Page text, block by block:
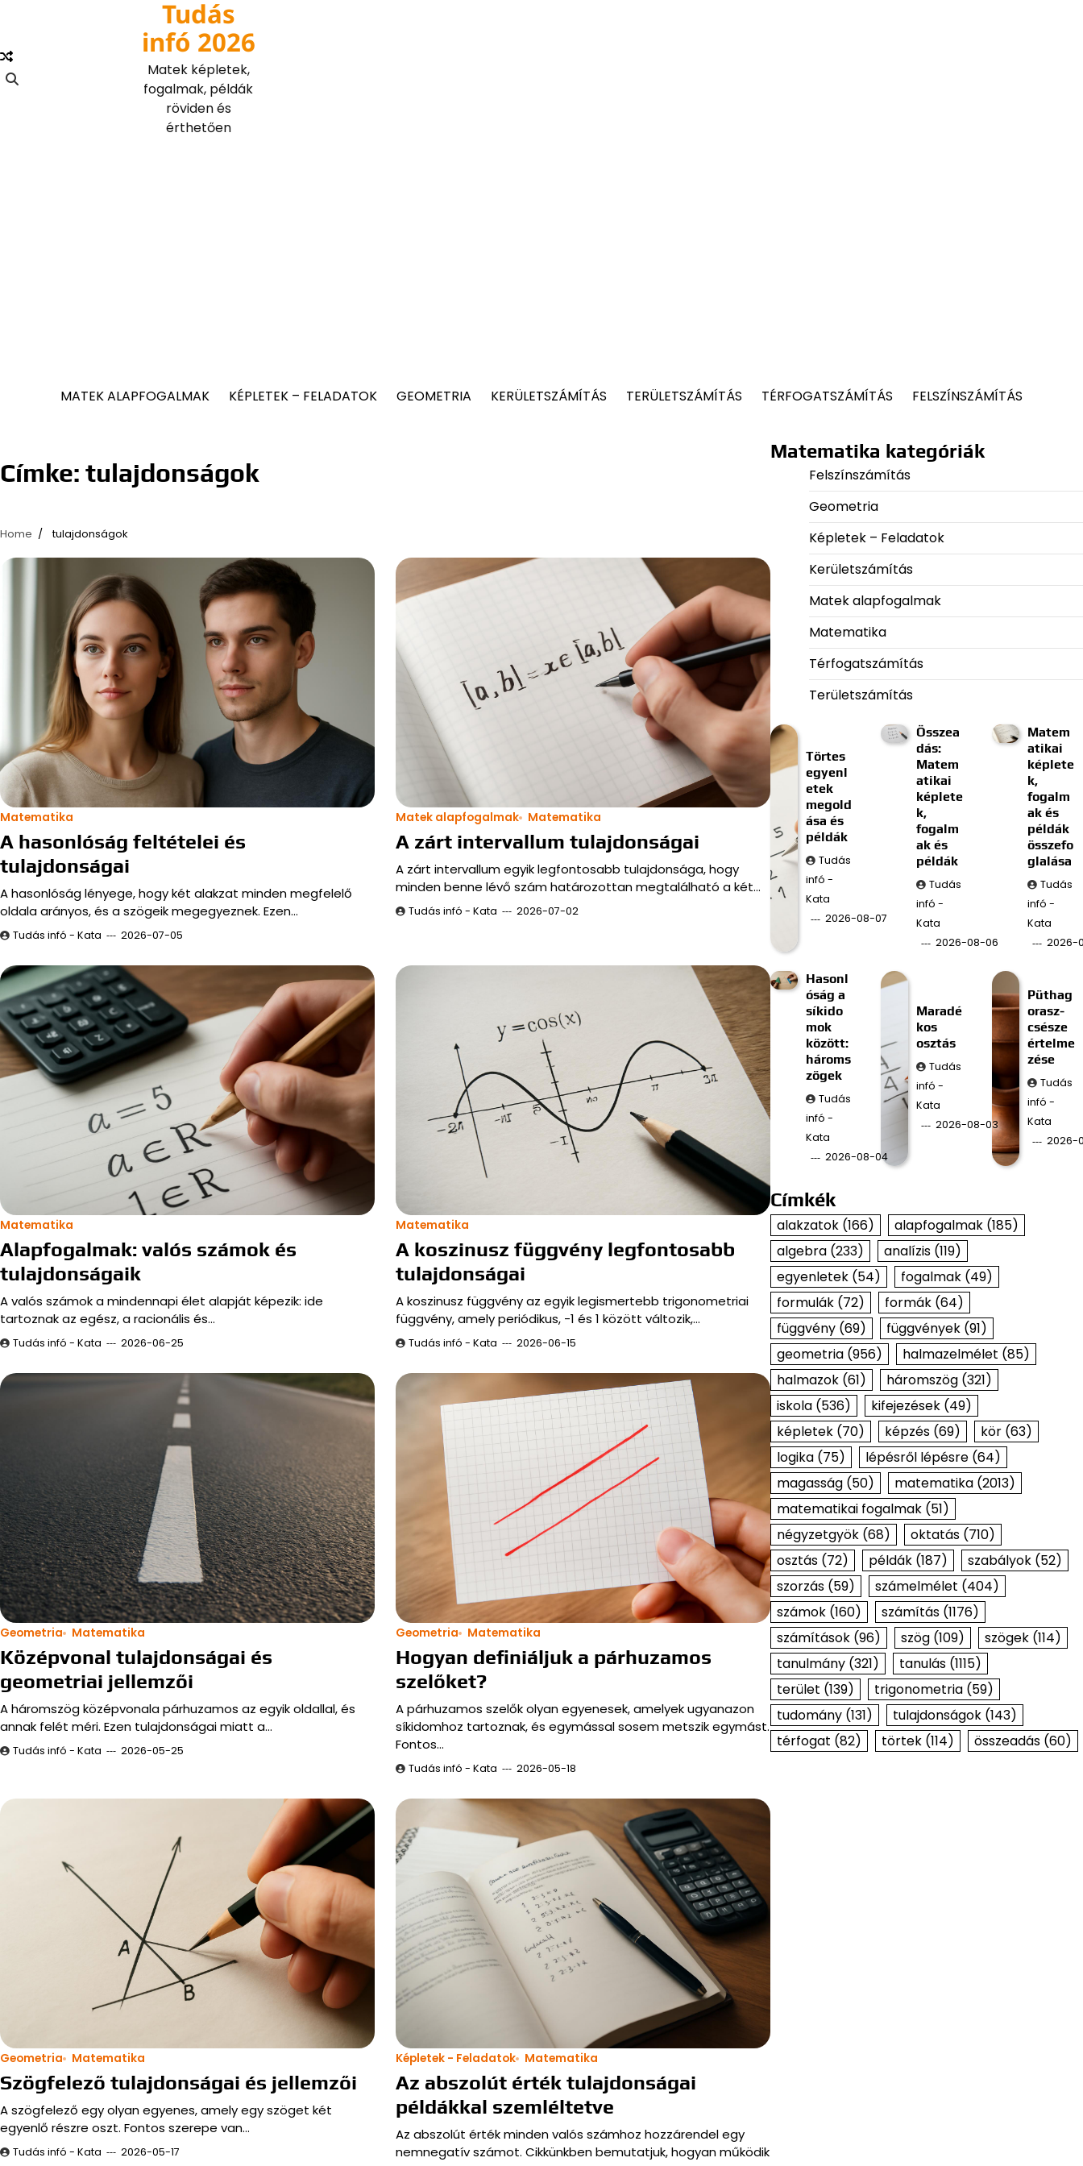
content
Tudás
infó 2026
Matek képletek,
fogalmak, példák
röviden és
érthetően
MATEK ALAPFOGALMAK KÉPLETEK – FELADATOK GEOMETRIA KERÜLETSZÁMÍTÁS TERÜLETSZÁMÍTÁS TÉRFOGATSZÁMÍTÁS FELSZÍNSZÁMÍTÁS
Címke: tulajdonságok
Home tulajdonságok
Matematika
A hasonlóság feltételei és
tulajdonságai
A hasonlóság lényege, hogy két alakzat minden megfelelő
oldala arányos, és a szögeik megegyeznek. Ezen…
Tudás infó - Kata 2026-07-05
Matek alapfogalmak Matematika
A zárt intervallum tulajdonságai
A zárt intervallum egyik legfontosabb tulajdonsága, hogy
minden benne lévő szám határozottan megtalálható a két…
Tudás infó - Kata 2026-07-02
Matematika
Alapfogalmak: valós számok és
tulajdonságaik
A valós számok a mindennapi élet alapját képezik: ide
tartoznak az egész, a racionális és…
Tudás infó - Kata 2026-06-25
Matematika
A koszinusz függvény legfontosabb
tulajdonságai
A koszinusz függvény az egyik legismertebb trigonometriai
függvény, amely periódikus, -1 és 1 között változik,…
Tudás infó - Kata 2026-06-15
Geometria Matematika
Középvonal tulajdonságai és
geometriai jellemzői
A háromszög középvonala párhuzamos az egyik oldallal, és
annak felét méri. Ezen tulajdonságai miatt a…
Tudás infó - Kata 2026-05-25
Geometria Matematika
Hogyan definiáljuk a párhuzamos
szelőket?
A párhuzamos szelők olyan egyenesek, amelyek ugyanazon
síkidomhoz tartoznak, és egymással sosem metszik egymást.
Fontos…
Tudás infó - Kata 2026-05-18
Geometria Matematika
Szögfelező tulajdonságai és jellemzői
A szögfelező egy olyan egyenes, amely egy szöget két
egyenlő részre oszt. Fontos szerepe van…
Tudás infó - Kata 2026-05-17
Képletek - Feladatok Matematika
Az abszolút érték tulajdonságai
példákkal szemléltetve
Az abszolút érték minden valós számhoz hozzárendel egy
nemnegatív számot. Cikkünkben bemutatjuk, hogyan működik
Matematika kategóriák
Felszínszámítás
Geometria
Képletek – Feladatok
Kerületszámítás
Matek alapfogalmak
Matematika
Térfogatszámítás
Területszámítás
Törtes
egyenl
etek
megold
ása és
példák
Tudás
infó -
Kata
2026-08-07
Összea
dás:
Matem
atikai
képlete
k,
fogalm
ak és
példák
Tudás
infó -
Kata
2026-08-06
Matem
atikai
képlete
k,
fogalm
ak és
példák
összefo
glalása
Tudás
infó -
Kata
2026-
Hasonl
óság a
síkido
mok
között:
hároms
zögek
Tudás
infó -
Kata
2026-08-04
Maradé
kos
osztás
Tudás
infó -
Kata
2026-08-03
Püthag
orasz-
csésze
értelme
zése
Tudás
infó -
Kata
2026-
Címkék
alakzatok(166) alapfogalmak(185)
algebra(233) analízis(119)
egyenletek(54) fogalmak(49)
formulák(72) formák(64)
függvény(69) függvények(91)
geometria(956) halmazelmélet (85)
halmazok(61) háromszög(321)
iskola(536) kifejezések(49)
képletek(70) képzés(69) kör(63)
logika(75) lépésről lépésre(64)
magasság(50) matematika(2013)
matematikai fogalmak(51)
négyzetgyök(68) oktatás(710)
osztás(72) példák(187) szabályok(52)
szorzás(59) számelmélet (404)
számok(160) számítás(1176)
számítások(96) szög(109) szögek(114)
tanulmány(321) tanulás(1115)
terület (139) trigonometria(59)
tudomány(131) tulajdonságok(143)
térfogat (82) törtek(114) összeadás(60)